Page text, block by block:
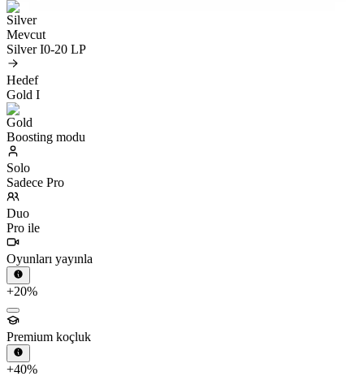
Mevcut
Silver I0-20 LP
Hedef
Gold I
Boosting modu
Solo
Sadece Pro
Duo
Pro ile
Oyunları yayınla
+20%
Premium koçluk
+40%